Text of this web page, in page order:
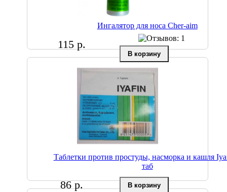
Ингалятор для носа Cher-aim
115 р.
Таблетки против простуды, насморка и кашля
таб
86 р.